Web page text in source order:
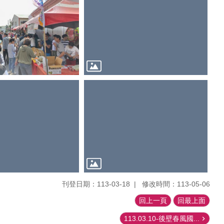
刊登日期：113-03-18 修改時間：113-05-06
回上一頁 回最上面
113.03.10-後壁春風國...